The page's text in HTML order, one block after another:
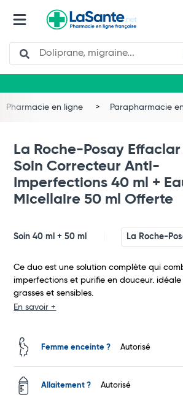
Search
Total
Pharmacie en ligne Parapharmacie
La Roche-Posay Effaclar
Soin Correcteur Anti-
Imperfections 40 ml +
Micellaire 50 ml Offerte
Soin 40 ml + 50 ml La Roche-
Ce duo est une solution complète qui
imperfections et purifie en douceur.
grasses et sensibles.
En savoir +
Femme enceinte ? Autorisé
Allaitement ? Autorisé